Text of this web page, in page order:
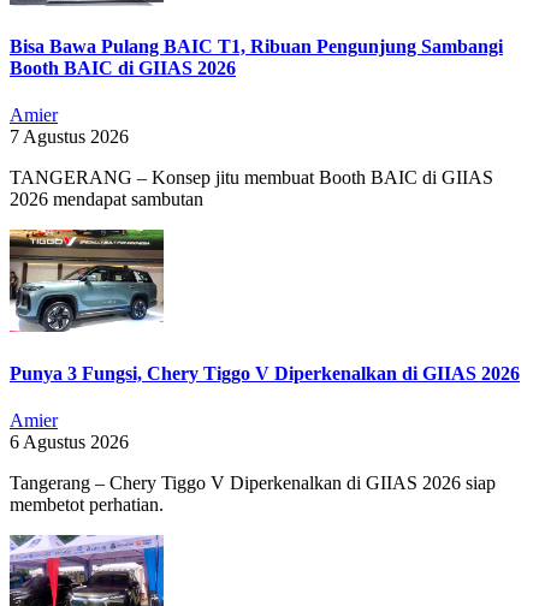
Bisa Bawa Pulang BAIC T1, Ribuan Pengunjung Sambangi
Booth BAIC di GIIAS 2026
Amier
7 Agustus 2026
TANGERANG – Konsep jitu membuat Booth BAIC di GIIAS
2026 mendapat sambutan
Punya 3 Fungsi, Chery Tiggo V Diperkenalkan di GIIAS 2026
Amier
6 Agustus 2026
Tangerang – Chery Tiggo V Diperkenalkan di GIIAS 2026 siap
membetot perhatian.